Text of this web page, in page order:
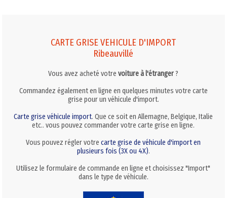
CARTE GRISE VEHICULE D'IMPORT
Ribeauvillé
Vous avez acheté votrevoiture à l'étranger?
Commandez également en ligne en quelques minutes votre carte
grise pour un véhicule d'import.
Carte grise véhicule import. Que ce soit en Allemagne, Belgique, Italie
etc.. vous pouvez commander votre carte grise en ligne.
Vous pouvez régler votrecarte grise de véhicule d'import en
plusieurs fois (3X ou 4X).
Utilisez le formulaire de commande en ligne et choisissez "Import"
dans le type de véhicule.